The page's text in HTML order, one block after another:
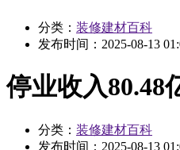
分类： 装修建材百科
发布时间： 2025-08-13
停业收入80.48
分类： 装修建材百科
发布时间： 2025-08-13